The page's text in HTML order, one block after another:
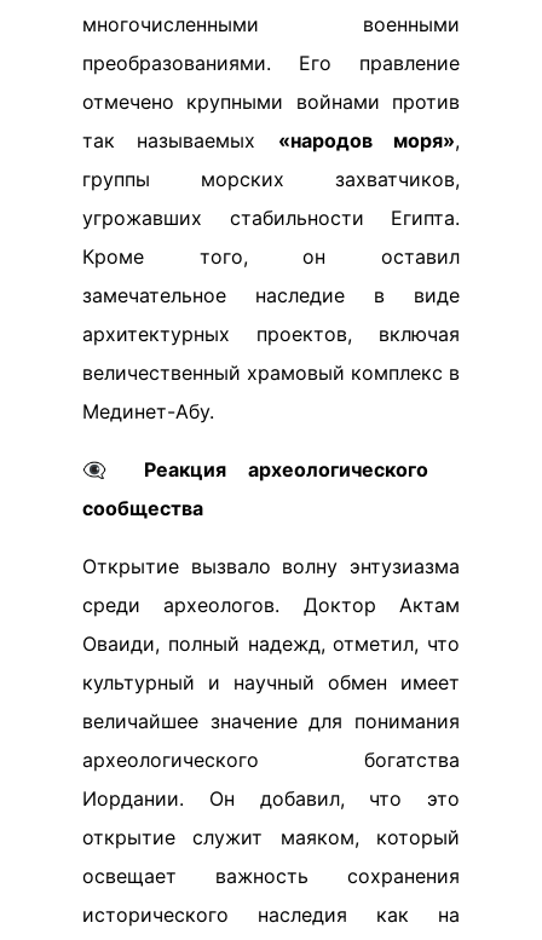
многочисленными военными
преобразованиями. Его правление
отмечено крупными войнами против
так называемых «народов моря»,
группы морских захватчиков,
угрожавших стабильности Египта.
Кроме того, он оставил
замечательное наследие в виде
архитектурных проектов, включая
величественный храмовый комплекс в
Мединет-Абу.
👁️‍🗨️ Реакция археологического
сообщества
Открытие вызвало волну энтузиазма
среди археологов. Доктор Актам
Оваиди, полный надежд, отметил, что
культурный и научный обмен имеет
величайшее значение для понимания
археологического богатства
Иордании. Он добавил, что это
открытие служит маяком, который
освещает важность сохранения
исторического наследия как на